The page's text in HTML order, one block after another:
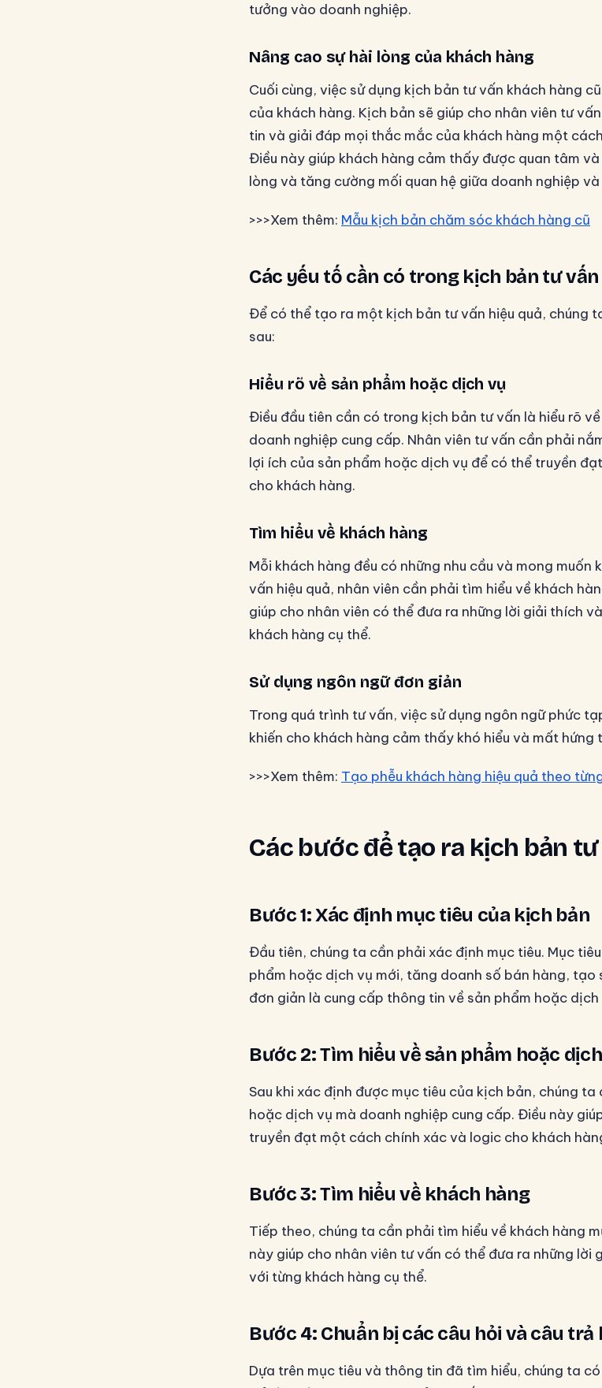
tưởng vào doanh nghiệp.
Nâng cao sự hài lòng của khách hàng
Cuối cùng, việc sử dụng kịch bản tư vấn khách hàng
của khách hàng. Kịch bản sẽ giúp cho nhân viên tư
tin và giải đáp mọi thắc mắc của khách hàng một
Điều này giúp khách hàng cảm thấy được quan tâm
lòng và tăng cường mối quan hệ giữa doanh nghiệp
>>>Xem thêm: Mẫu kịch bản chăm sóc khách hàng cũ
Các yếu tố cần có trong kịch bản tư vấn
Để có thể tạo ra một kịch bản tư vấn hiệu quả, chúng
sau:
Hiểu rõ về sản phẩm hoặc dịch vụ
Điều đầu tiên cần có trong kịch bản tư vấn là hiểu rõ
doanh nghiệp cung cấp. Nhân viên tư vấn cần phải
lợi ích của sản phẩm hoặc dịch vụ để có thể truyền
cho khách hàng.
Tìm hiểu về khách hàng
Mỗi khách hàng đều có những nhu cầu và mong
vấn hiệu quả, nhân viên cần phải tìm hiểu về khách
giúp cho nhân viên có thể đưa ra những lời giải thích
khách hàng cụ thể.
Sử dụng ngôn ngữ đơn giản
Trong quá trình tư vấn, việc sử dụng ngôn ngữ phức
khiến cho khách hàng cảm thấy khó hiểu và mất
>>>Xem thêm: Tạo phễu khách hàng hiệu quả theo
Các bước để tạo ra kịch bản
Bước 1: Xác định mục tiêu của kịch bản
Đầu tiên, chúng ta cần phải xác định mục tiêu. Mục
phẩm hoặc dịch vụ mới, tăng doanh số bán hàng, tạo
đơn giản là cung cấp thông tin về sản phẩm hoặc
Bước 2: Tìm hiểu về sản phẩm hoặc
Sau khi xác định được mục tiêu của kịch bản, chúng
hoặc dịch vụ mà doanh nghiệp cung cấp. Điều này
truyền đạt một cách chính xác và logic cho khách
Bước 3: Tìm hiểu về khách hàng
Tiếp theo, chúng ta cần phải tìm hiểu về khách hàng
này giúp cho nhân viên tư vấn có thể đưa ra những lời
với từng khách hàng cụ thể.
Bước 4: Chuẩn bị các câu hỏi và câu trả
Dựa trên mục tiêu và thông tin đã tìm hiểu, chúng ta